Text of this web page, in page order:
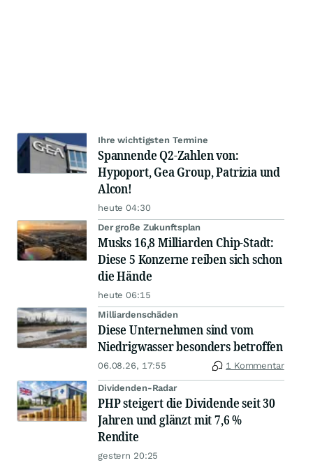
Ihre wichtigsten Termine
Spannende Q2-Zahlen von:
Hypoport, Gea Group, Patrizia und
Alcon!
heute 04:30
Der große Zukunftsplan
Musks 16,8 Milliarden Chip-Stadt:
Diese 5 Konzerne reiben sich schon
die Hände
heute 06:15
Milliardenschäden
Diese Unternehmen sind vom
Niedrigwasser besonders betroffen
06.08.26, 17:55 1 Kommentar
Dividenden-Radar
PHP steigert die Dividende seit 30
Jahren und glänzt mit 7,6 %
Rendite
gestern 20:25